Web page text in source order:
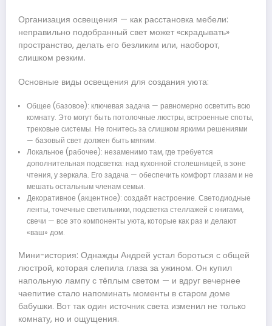
Организация освещения — как расстановка мебели:
неправильно подобранный свет может «скрадывать»
пространство, делать его безликим или, наоборот,
слишком резким.
Основные виды освещения для создания уюта:
Общее (базовое): ключевая задача — равномерно осветить всю
комнату. Это могут быть потолочные люстры, встроенные споты,
трековые системы. Не гонитесь за слишком яркими решениями
— базовый свет должен быть мягким.
Локальное (рабочее): незаменимо там, где требуется
дополнительная подсветка: над кухонной столешницей, в зоне
чтения, у зеркала. Его задача — обеспечить комфорт глазам и не
мешать остальным членам семьи.
Декоративное (акцентное): создаёт настроение. Светодиодные
ленты, точечные светильники, подсветка стеллажей с книгами,
свечи — все это компоненты уюта, которые как раз и делают
«ваш» дом.
Мини-история: Однажды Андрей устал бороться с общей
люстрой, которая слепила глаза за ужином. Он купил
напольную лампу с тёплым светом — и вдруг вечернее
чаепитие стало напоминать моменты в старом доме
бабушки. Вот так один источник света изменил не только
комнату, но и ощущения.